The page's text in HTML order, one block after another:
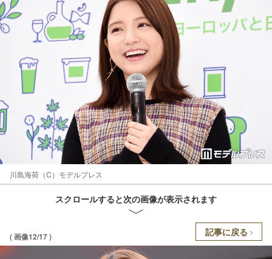
川島海荷（C）モデルプレス
スクロールすると次の画像が表示されます
( 画像12/17 ) 記事に戻る